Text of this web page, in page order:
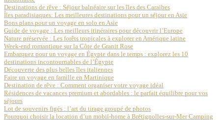
Destinations de rêve : Séjour balnéaire sur les îles des Caraïbes
Îles paradisiaques: Les meilleures destinations pour un séjour en Asie
Bons plans pour un voyage en solo en Asie
Guide de voyage : Les meilleurs itinéraires pour découvrir l’Europe
Nature préservée : Les forêts tropicales à explorer en Amérique latine
Week-end romantique sur la Côte de Granit Rose
Embarquez pour un voyage en Égypte dans le temps : explorez les 10
destinations incontournables de l’Égypte
Découverte des plus belles îles italiennes
Faire un voyage en famille en Martinique
Destination de rêve : Comment organiser votre voyage idéal
Résidences de vacances premium et abordables : le parfait équilibre pour vos
séjours
Lot de souvenirs figés : l’art du tirage groupé de photos
Pourquoi choisir la location d’un mobil-home à Brétignolles-sur-Mer Camping